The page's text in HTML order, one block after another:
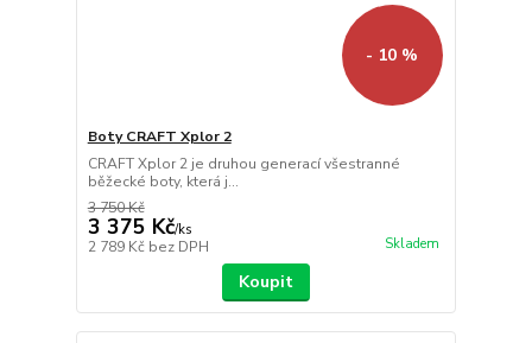
- 10 %
Boty CRAFT Xplor 2
CRAFT Xplor 2 je druhou generací všestranné
běžecké boty, která j...
3 750 Kč
3 375 Kč/ks
2 789 Kč bez DPH Skladem
Koupit